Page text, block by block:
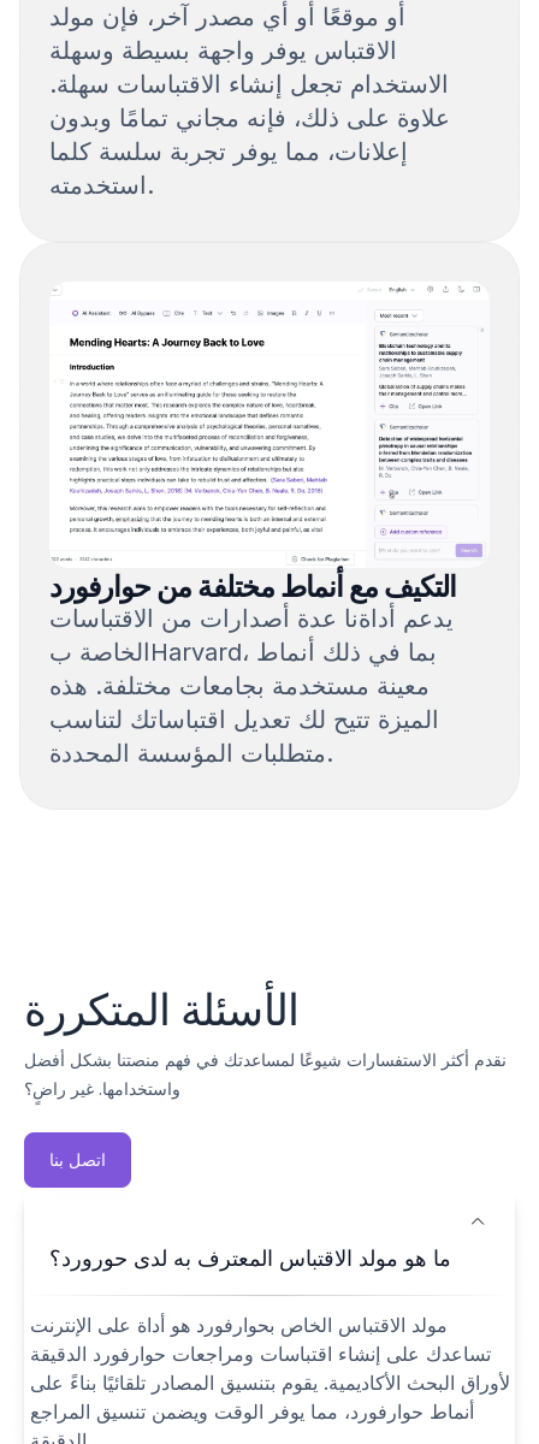
أو موقعًا أو أي مصدر آخر، فإن مولد
الاقتباس يوفر واجهة بسيطة وسهلة
الاستخدام تجعل إنشاء الاقتباسات سهلة.
علاوة على ذلك، فإنه مجاني تمامًا وبدون
إعلانات، مما يوفر تجربة سلسة كلما
استخدمته​.
التكيف مع أنماط مختلفة من حوارفورد
يدعم أداةنا عدة أصدارات من الاقتباسات
الخاصة بHarvard، بما في ذلك أنماط
معينة مستخدمة بجامعات مختلفة. هذه
الميزة تتيح لك تعديل اقتباساتك لتناسب
متطلبات المؤسسة المحددة.
الأسئلة المتكررة
نقدم أكثر الاستفسارات شيوعًا لمساعدتك في فهم منصتنا بشكل أفضل
واستخدامها. غير راضٍ؟
اتصل بنا
ما هو مولد الاقتباس المعترف به لدى حورورد؟
مولد الاقتباس الخاص بحوارفورد هو أداة على الإنترنت
تساعدك على إنشاء اقتباسات ومراجعات حوارفورد الدقيقة
لأوراق البحث الأكاديمية. يقوم بتنسيق المصادر تلقائيًا بناءً على
أنماط حوارفورد، مما يوفر الوقت ويضمن تنسيق المراجع